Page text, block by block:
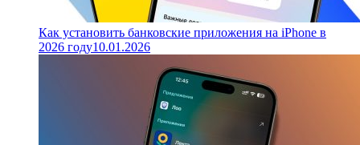
Как установить банковские приложения на iPhone в
2026 году10.01.2026